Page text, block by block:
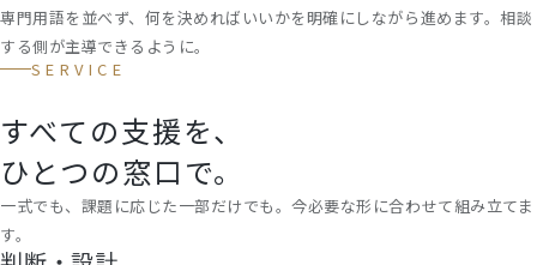
専門用語を並べず、何を決めればいいかを明確にしながら進めます。相談
する側が主導できるように。
SERVICE
すべての支援を、
ひとつの窓口で。
一式でも、課題に応じた一部だけでも。今必要な形に合わせて組み立てま
す。